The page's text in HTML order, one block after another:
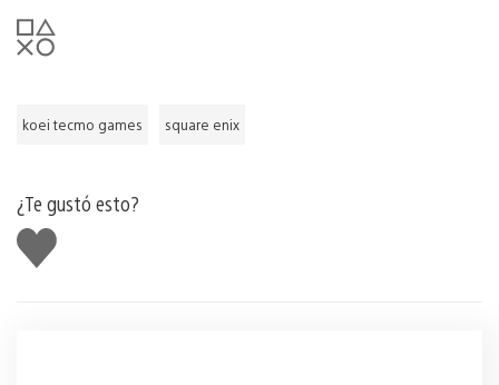
koei tecmo games square enix
¿Te gustó esto?
Me
gusta